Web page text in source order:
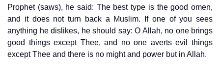
Prophet (saws), he said: The best type is the good omen,
and it does not turn back a Muslim. If one of you sees
anything he dislikes, he should say: O Allah, no one brings
good things except Thee, and no one averts evil things
except Thee and there is no might and power but in Allah.